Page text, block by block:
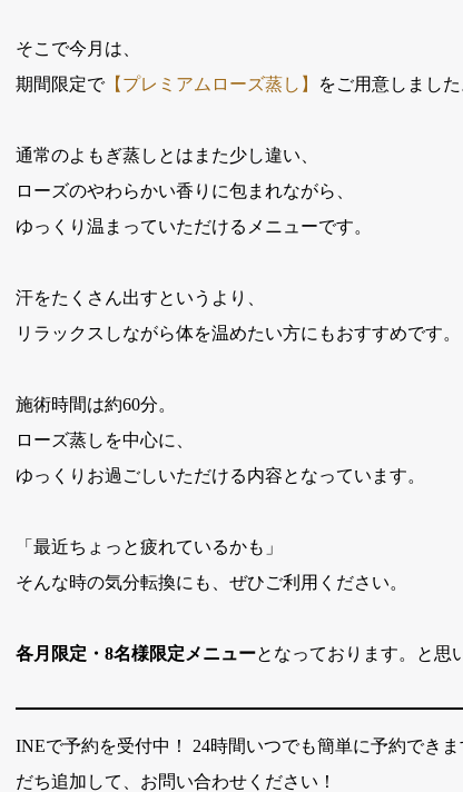
そこで今月は、
期間限定で【プレミアムローズ蒸し】 をご用意しまし
通常のよもぎ蒸しとはまた少し違い、
ローズのやわらかい香りに包まれながら、
ゆっくり温まっていただけるメニューです。
汗をたくさん出すというより、
リラックスしながら体を温めたい方にもおすすめです。
施術時間は約60分。
ローズ蒸しを中心に、
ゆっくりお過ごしいただける内容となっています。
「最近ちょっと疲れているかも」
そんな時の気分転換にも、ぜひご利用ください。
各月限定・8名様限定メニューとなっております。と思
INEで予約を受付中！ 24時間いつでも簡単に予約でき
だち追加して、お問い合わせください！